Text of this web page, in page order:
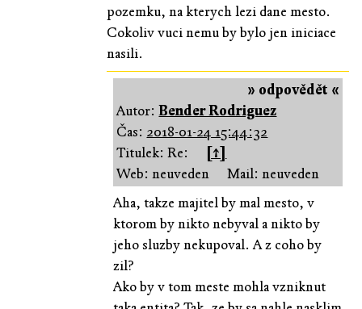
pozemku, na kterych lezi dane mesto.
Cokoliv vuci nemu by bylo jen iniciace
nasili.
» odpovědět «
Autor:Bender Rodriguez
Čas: 2018-01-24 15:44:32
Titulek: Re:
[↑]
Web: neuveden
Mail: neuveden
Aha, takze majitel by mal mesto, v
ktorom by nikto nebyval a nikto by
jeho sluzby nekupoval. A z coho by
zil?
Ako by v tom meste mohla vzniknut